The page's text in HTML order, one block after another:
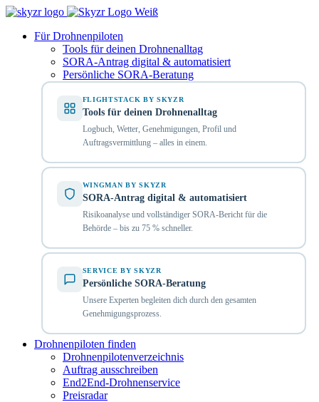
Für Drohnenpiloten
Tools für deinen Drohnenalltag
SORA-Antrag digital & automatisiert
Persönliche SORA-Beratung
FLIGHTSTACK BY SKYZR
Tools für deinen Drohnenalltag
Logbuch, Wetter, Genehmigungen, Profil und
Auftragsvermittlung – alles in einem.
WINGMAN BY SKYZR
SORA-Antrag digital & automatisiert
Risikoanalyse und vollständiger SORA-Bericht für die
Behörde – bis zu 75 % schneller.
SERVICE BY SKYZR
Persönliche SORA-Beratung
Unsere Experten begleiten dich durch den gesamten
Genehmigungsprozess.
Drohnenpiloten finden
Drohnenpilotenverzeichnis
Auftrag ausschreiben
End2End-Drohnenservice
Preisradar